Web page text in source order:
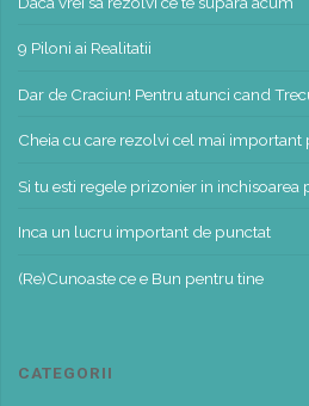
9 Piloni ai Realitatii
Dar de Craciun! Pentru atunci cand
Cheia cu care rezolvi cel mai important
Si tu esti regele prizonier in inchisoarea
Inca un lucru important de punctat
(Re)Cunoaste ce e Bun pentru tine
CATEGORII